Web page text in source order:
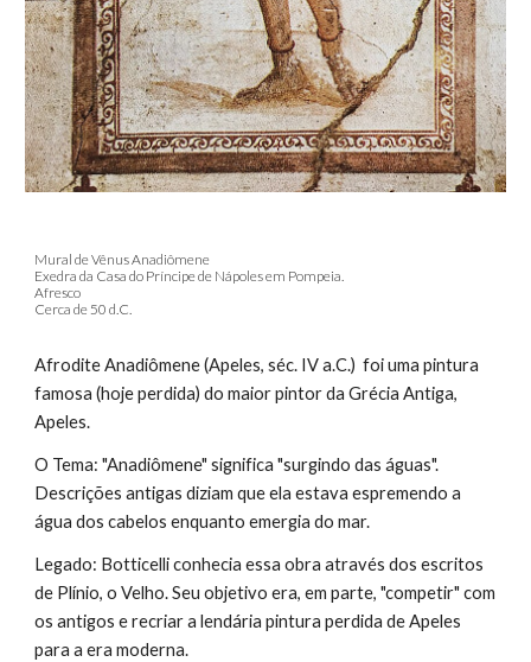
Mural de Vênus Anadiômene
Exedra da Casa do Príncipe de Nápoles em Pompeia.
Afresco
Cerca de 50 d.C.
Afrodite Anadiômene (Apeles, séc. IV a.C.) foi uma pintura
famosa (hoje perdida) do maior pintor da Grécia Antiga,
Apeles.
O Tema: "Anadiômene" significa "surgindo das águas".
Descrições antigas diziam que ela estava espremendo a
água dos cabelos enquanto emergia do mar.
Legado: Botticelli conhecia essa obra através dos escritos
de Plínio, o Velho. Seu objetivo era, em parte, "competir" com
os antigos e recriar a lendária pintura perdida de Apeles
para a era moderna.